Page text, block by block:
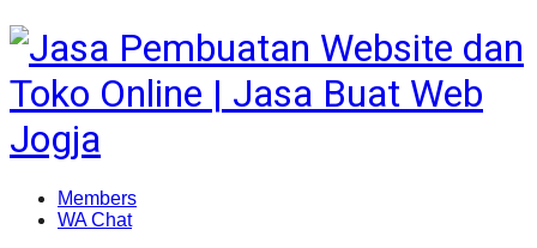
Members
WA Chat